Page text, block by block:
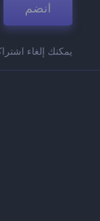
انضم
يمكنك إلغاء